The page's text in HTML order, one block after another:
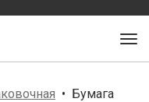
Бумага